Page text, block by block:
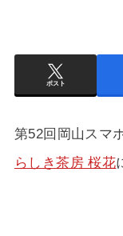
ポスト
第52回岡山スマ
らしき茶房 桜花